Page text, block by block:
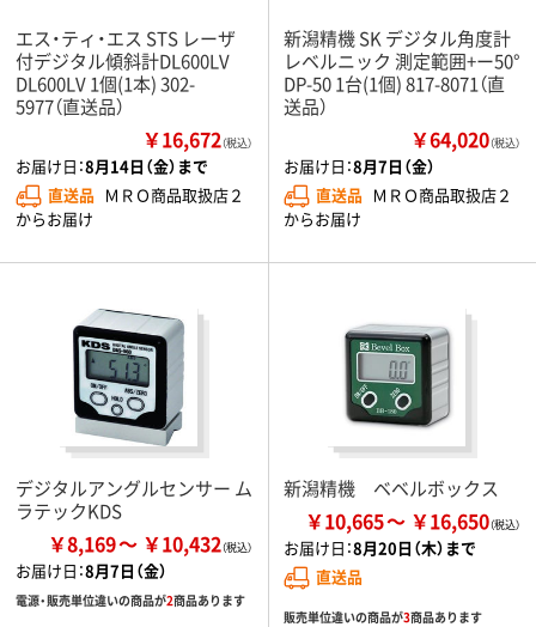
エス・ティ・エス STS レーザ
付デジタル傾斜計DL600LV
DL600LV 1個(1本) 302-
5977（直送品）
￥16,672（税込）
お届け日：8月14日（金）まで
直送品 ＭＲＯ商品取扱店２
からお届け
新潟精機 SK デジタル角度計
レベルニック 測定範囲+ー50°
DP-50 1台(1個) 817-8071（直
送品）
￥64,020（税込）
お届け日：8月7日（金）
直送品 ＭＲＯ商品取扱店２
からお届け
デジタルアングルセンサー ム
ラテックKDS
￥8,169 ￥10,432
お届け日：8月7日（金）
電源・販売単位違いの商品が2商品あります
新潟精機 ベベルボックス
￥10,665 ￥16,650
お届け日：8月20日（木）まで
直送品
販売単位違いの商品が3商品あります